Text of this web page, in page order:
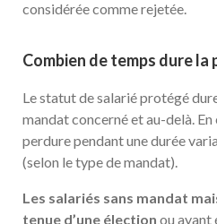
considérée comme rejetée.
Combien de temps dure
Le statut de salarié protégé
mandat concerné et au-delà.
perdure pendant une durée
(selon le type de mandat).
Les salariés sans mandat
tenue d’une élection ou ayant